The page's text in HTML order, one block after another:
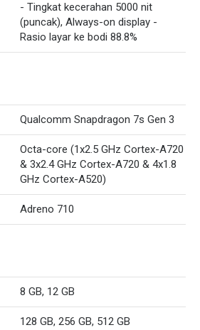
- Tingkat kecerahan 5000 nit
(puncak), Always-on display -
Rasio layar ke bodi 88.8%
Qualcomm Snapdragon 7s Gen 3
Octa-core (1x2.5 GHz Cortex-A720
& 3x2.4 GHz Cortex-A720 & 4x1.8
GHz Cortex-A520)
Adreno 710
8 GB, 12 GB
128 GB, 256 GB, 512 GB